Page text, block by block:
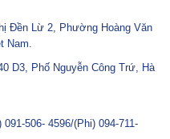
Đền Lừ 2, Phường Hoàng Văn
Nam.
D3, Phố Nguyễn Công Trứ, Hà
506- 4596/(Phi) 094-711-